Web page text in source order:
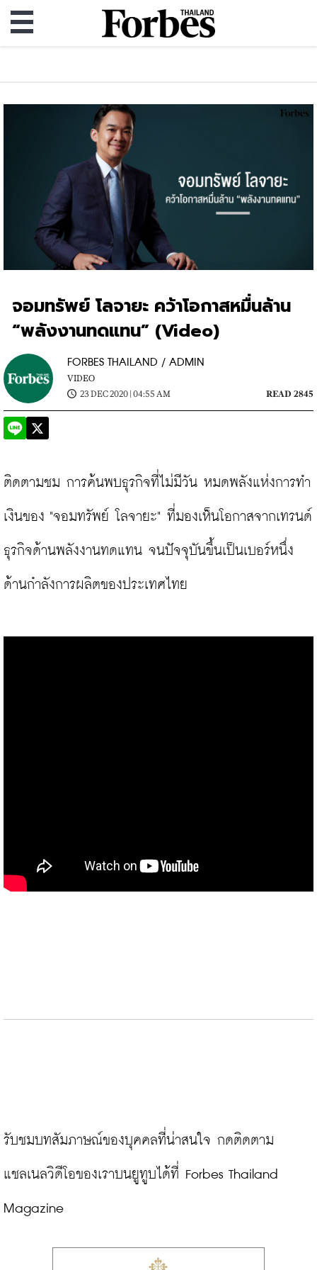
จอมทรัพย์ โลจายะ คว้าโอกาสหมื่นล้าน
“พลังงานทดแทน” (Video)
FORBES THAILAND / ADMIN
VIDEO
23 DEC 2020 | 04:55 AM
READ 2845
ติดตามชม การค้นพบธุรกิจที่ไม่มีวัน หมดพลังแห่งการทำ
เงินของ "จอมทรัพย์ โลจายะ" ที่มองเห็นโอกาสจากเทรนด์
ธุรกิจด้านพลังงานทดแทน จนปัจจุบันขึ้นเป็นเบอร์หนึ่ง
ด้านกำลังการผลิตของประเทศไทย
รับชมบทสัมภาษณ์ของบุคคลที่น่าสนใจ กดติดตาม
แชลเนลวิดีโอของเราบนยูทูบได้ที่ Forbes Thailand
Magazine